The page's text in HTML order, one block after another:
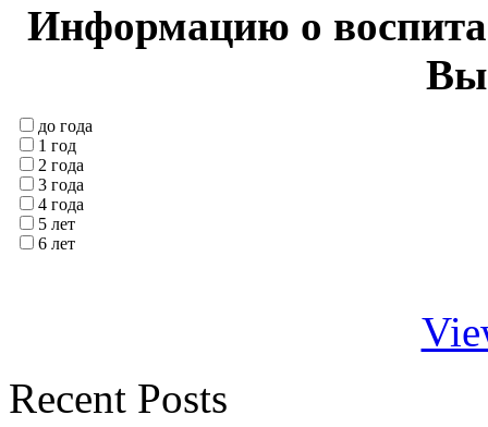
Информацию о
Вы
до года
1 год
2 года
3 года
4 года
5 лет
6 лет
Recent Posts